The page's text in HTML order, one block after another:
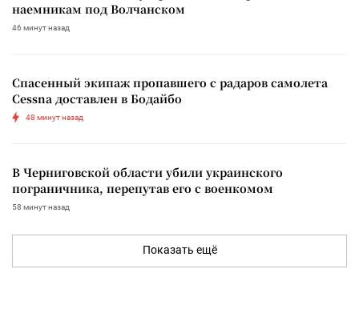
наемникам под Волчанском
46 минут назад
Спасенный экипаж пропавшего с радаров самолета
Cessna доставлен в Бодайбо
48 минут назад
В Черниговской области убили украинского
пограничника, перепутав его с военкомом
58 минут назад
Показать ещё